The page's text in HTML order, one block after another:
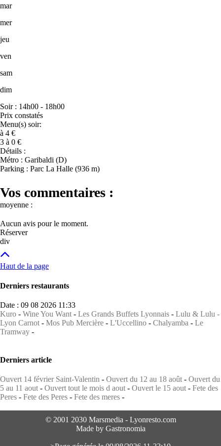
mar
mer
jeu
ven
sam
dim
Soir : 14h00 - 18h00
Prix constatés
Menu(s) soir:
à 4 €
3 à 0 €
Détails :
Métro : Garibaldi (D)
Parking : Parc La Halle (936 m)
Vos commentaires :
moyenne :
Aucun avis pour le moment.
Réserver
div
Haut de la page
Derniers restaurants
Date : 09 08 2026 11:33
Kuro - Wine You Want - Les Grands Buffets Lyonnais - Lulu & Lulu -
Lyon Carnot - Mos Pub Mercière - L'Uccellino - Chalyamba - Le
Tramway -
Derniers article
Ouvert 14 février Saint-Valentin - Ouvert du 12 au 18 août - Ouvert du
5 au 11 aout - Ouvert tout le mois d aout - Ouvert le 15 aout - Fete des
Peres - Fete des Peres - Fete des meres -
© 2001 2030 Marsmedia - Lyonresto.com
Made by Gastronomia